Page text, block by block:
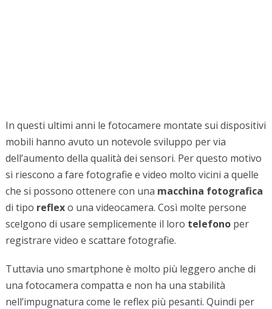
In questi ultimi anni le fotocamere montate sui dispositivi
mobili hanno avuto un notevole sviluppo per via
dell’aumento della qualità dei sensori. Per questo motivo
si riescono a fare fotografie e video molto vicini a quelle
che si possono ottenere con una macchina fotografica
di tipo reflexo una videocamera. Così molte persone
scelgono di usare semplicemente il loro telefonoper
registrare video e scattare fotografie.
Tuttavia uno smartphone è molto più leggero anche di
una fotocamera compatta e non ha una stabilità
nell’impugnatura come le reflex più pesanti. Quindi per